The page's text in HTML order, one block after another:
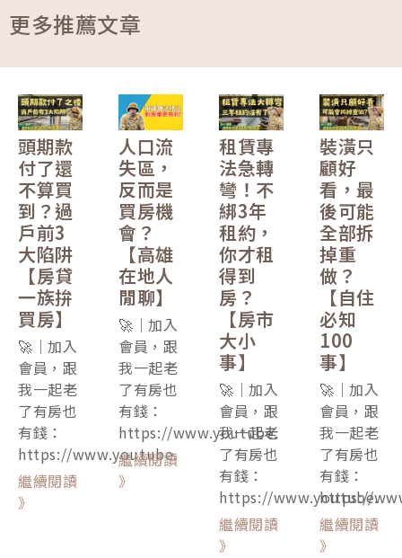
更多推薦文章
頭期款
付了還
不算買
到？過
戶前3
大陷阱
【房貸
一族拚
買房】
🚀｜加入
會員，跟
我一起老
了有房也
有錢：
https://www.youtube.
繼續閱讀
》
人口流
失區，
反而是
買房機
會？
【高雄
在地人
閒聊】
🚀｜加入
會員，跟
我一起老
了有房也
有錢：
https://www.youtube.
繼續閱讀
》
租賃專
法急轉
彎！不
綁3年
租約，
你才租
得到
房？
【房市
大小
事】
🚀｜加入
會員，跟
我一起老
了有房也
有錢：
https://www.youtube.
繼續閱讀
》
裝潢只
顧好
看，最
後可能
全部拆
掉重
做？
【自住
必知
100
事】
🚀｜加入
會員，跟
我一起老
了有房也
有錢：
https://
繼續閱讀
》